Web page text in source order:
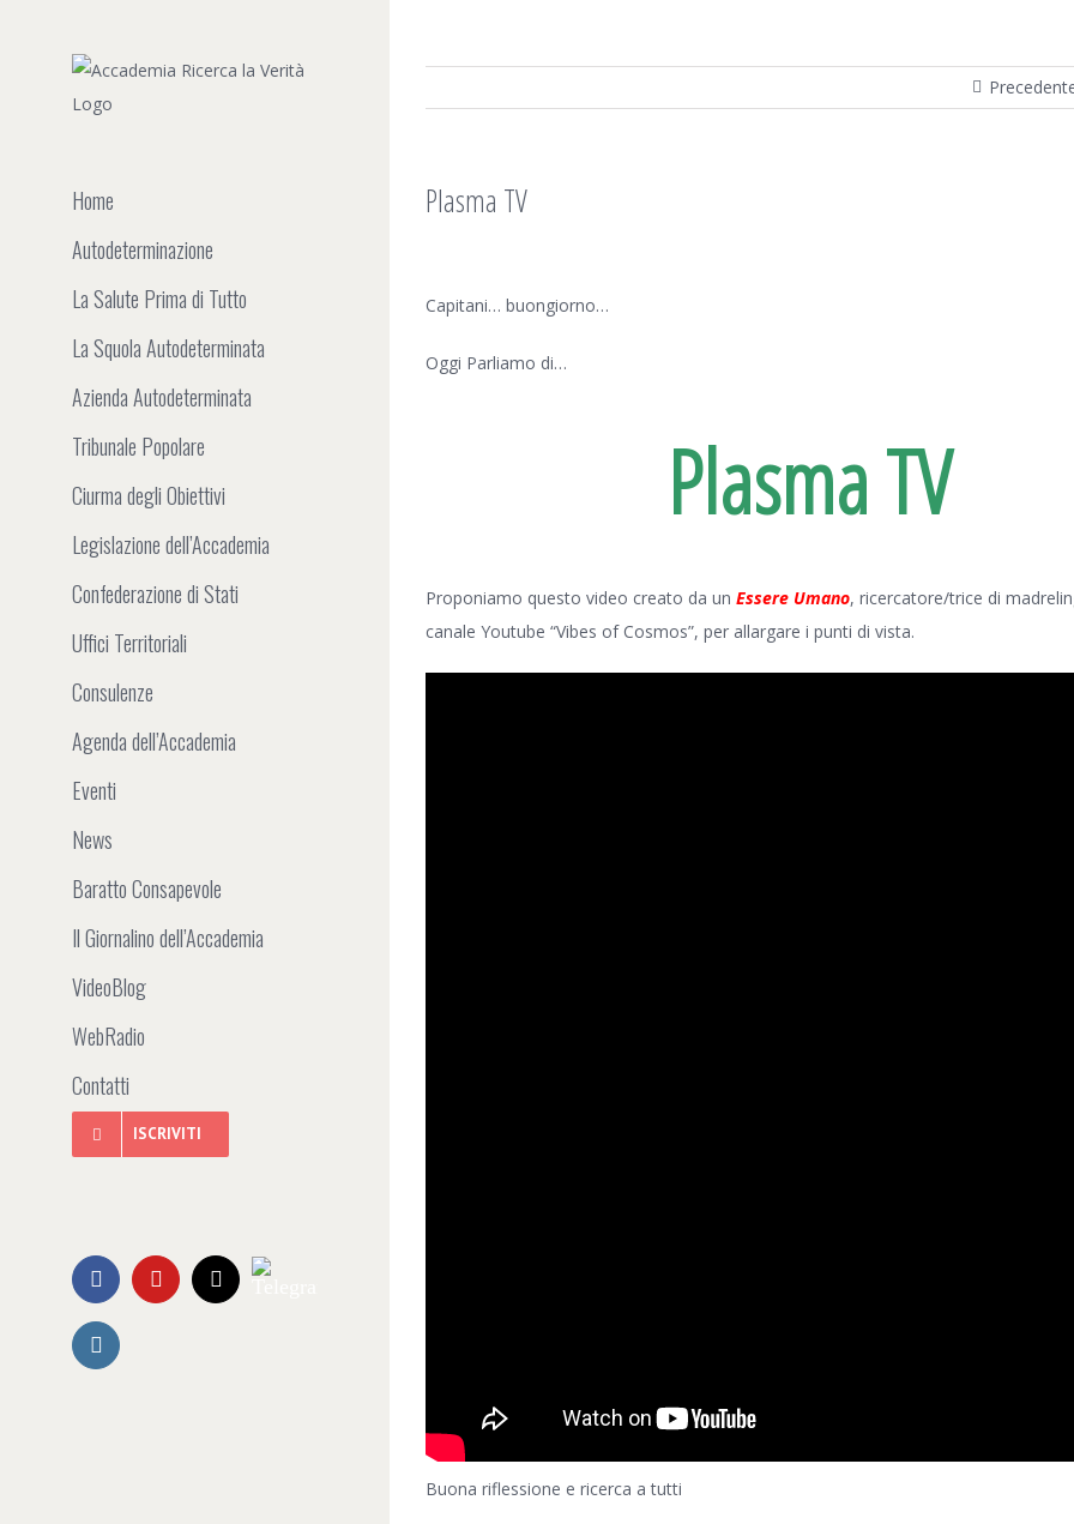
Home
Autodeterminazione
La Salute Prima di Tutto
La Squola Autodeterminata
Azienda Autodeterminata
Tribunale Popolare
Ciurma degli Obiettivi
Legislazione dell’Accademia
Confederazione di Stati
Uffici Territoriali
Consulenze
Agenda dell’Accademia
Eventi
News
Baratto Consapevole
Il Giornalino dell’Accademia
VideoBlog
WebRadio
Contatti
ISCRIVITI
FacebookYouTubeEmailTelegram
Instagram
Plasma TV
immagine
Capitani… buongiorno…
Oggi Parliamo di…
Plasma TV
Proponiamo questo video creato da un Essere Umano, ricercatore/trice di
canale Youtube “Vibes of Cosmos”, per allargare i punti di vista.
Buona riflessione e ricerca a tutti